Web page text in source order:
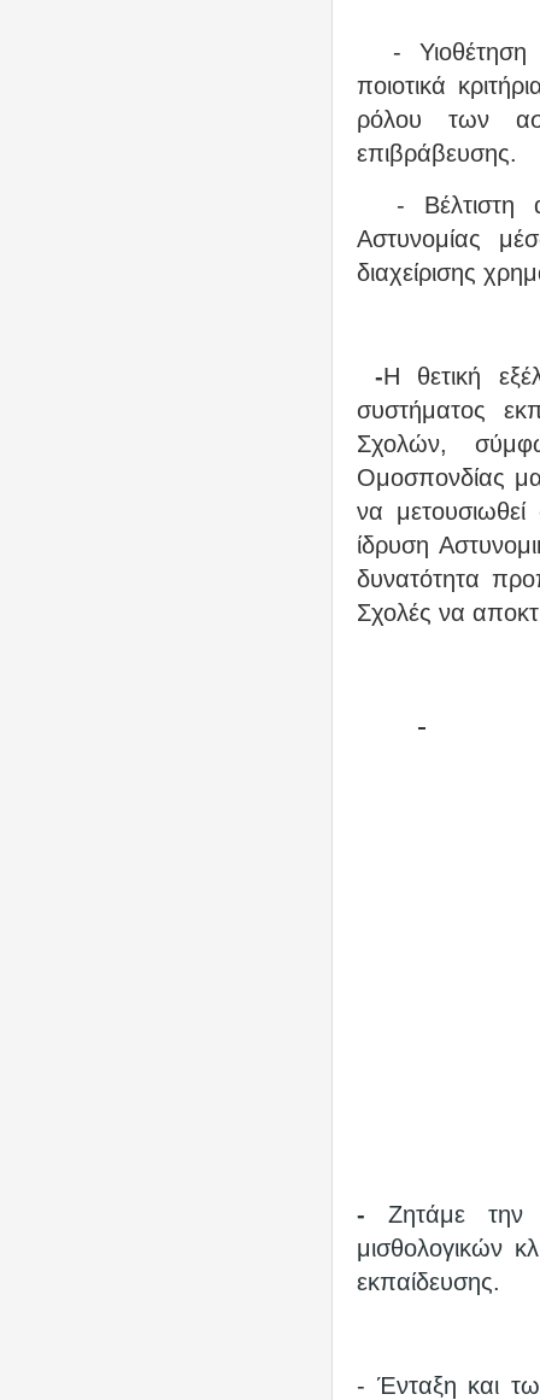
- Υιοθέτηση
ποιοτικά
ρόλου των
επιβράβευσης.
- Βέλτιστη
Αστυνομίας
διαχείρισης
-Η θετική
συστήματος
Σχολών,
Ομοσπονδίας
να
ίδρυση
δυνατότητα
Σχολές να
- Ζητάμε την
μισθολογικών
εκπαίδευσης.
- Ένταξη και